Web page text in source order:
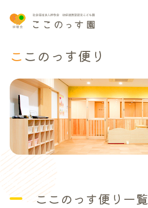
トップページ
園の理念
園の紹介
園の生活
アクセス
ここのっ す便り
ここのっす便り一覧